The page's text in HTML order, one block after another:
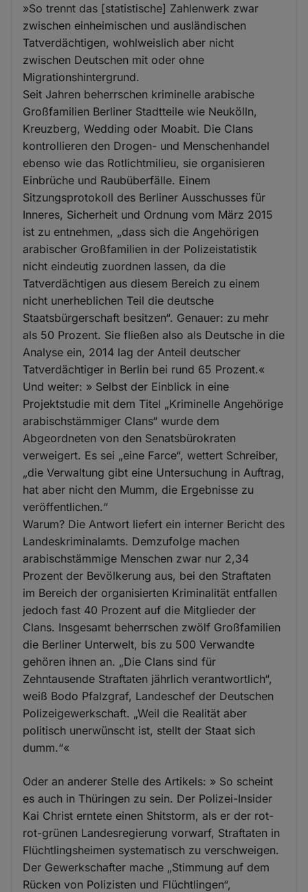
»So trennt das [statistische] Zahlenwerk zwar
zwischen einheimischen und ausländischen
Tatverdächtigen, wohlweislich aber nicht
zwischen Deutschen mit oder ohne
Migrationshintergrund.
Seit Jahren beherrschen kriminelle arabische
Großfamilien Berliner Stadtteile wie Neukölln,
Kreuzberg, Wedding oder Moabit. Die Clans
kontrollieren den Drogen- und Menschenhandel
ebenso wie das Rotlichtmilieu, sie organisieren
Einbrüche und Raubüberfälle. Einem
Sitzungsprotokoll des Berliner Ausschusses für
Inneres, Sicherheit und Ordnung vom März 2015
ist zu entnehmen, „dass sich die Angehörigen
arabischer Großfamilien in der Polizeistatistik
nicht eindeutig zuordnen lassen, da die
Tatverdächtigen aus diesem Bereich zu einem
nicht unerheblichen Teil die deutsche
Staatsbürgerschaft besitzen“. Genauer: zu mehr
als 50 Prozent. Sie fließen also als Deutsche in die
Analyse ein, 2014 lag der Anteil deutscher
Tatverdächtiger in Berlin bei rund 65 Prozent.«
Und weiter: » Selbst der Einblick in eine
Projektstudie mit dem Titel „Kriminelle Angehörige
arabischstämmiger Clans“ wurde dem
Abgeordneten von den Senatsbürokraten
verweigert. Es sei „eine Farce“, wettert Schreiber,
„die Verwaltung gibt eine Untersuchung in Auftrag,
hat aber nicht den Mumm, die Ergebnisse zu
veröffentlichen.“
Warum? Die Antwort liefert ein interner Bericht des
Landeskriminalamts. Demzufolge machen
arabischstämmige Menschen zwar nur 2,34
Prozent der Bevölkerung aus, bei den Straftaten
im Bereich der organisierten Kriminalität entfallen
jedoch fast 40 Prozent auf die Mitglieder der
Clans. Insgesamt beherrschen zwölf Großfamilien
die Berliner Unterwelt, bis zu 500 Verwandte
gehören ihnen an. „Die Clans sind für
Zehntausende Straftaten jährlich verantwortlich“,
weiß Bodo Pfalzgraf, Landeschef der Deutschen
Polizeigewerkschaft. „Weil die Realität aber
politisch unerwünscht ist, stellt der Staat sich
dumm.“«
Oder an anderer Stelle des Artikels: » So scheint
es auch in Thüringen zu sein. Der Polizei-Insider
Kai Christ erntete einen Shitstorm, als er der rot-
rot-grünen Landesregierung vorwarf, Straftaten in
Flüchtlingsheimen systematisch zu verschweigen.
Der Gewerkschafter mache „Stimmung auf dem
Rücken von Polizisten und Flüchtlingen“,